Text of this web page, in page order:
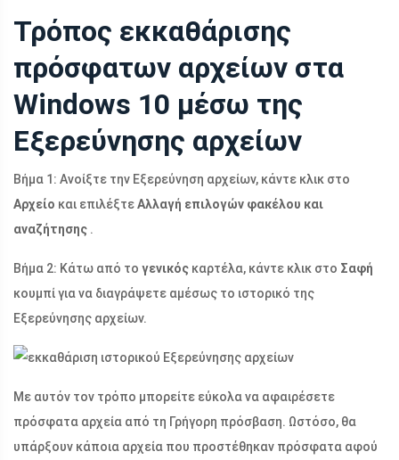
Τρόπος εκκαθάρισης
πρόσφατων αρχείων στα
Windows 10 μέσω της
Εξερεύνησης αρχείων
Βήμα 1: Ανοίξτε την Εξερεύνηση αρχείων, κάντε κλικ στο
Αρχείο και επιλέξτεΑλλαγή επιλογών φακέλου και
αναζήτησης .
Βήμα 2: Κάτω από το γενικός καρτέλα, κάντε κλικ στο Σαφή
κουμπί για να διαγράψετε αμέσως το ιστορικό της
Εξερεύνησης αρχείων.
Με αυτόν τον τρόπο μπορείτε εύκολα να αφαιρέσετε
πρόσφατα αρχεία από τη Γρήγορη πρόσβαση. Ωστόσο, θα
υπάρξουν κάποια αρχεία που προστέθηκαν πρόσφατα αφού